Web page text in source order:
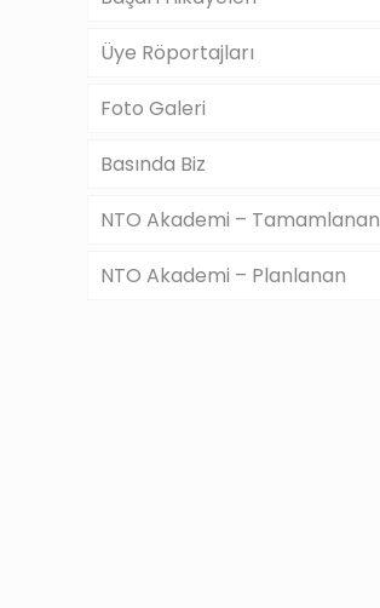
Üye Röportajları
Foto Galeri
Basında Biz
NTO Akademi – Tamamlanan
NTO Akademi – Planlanan